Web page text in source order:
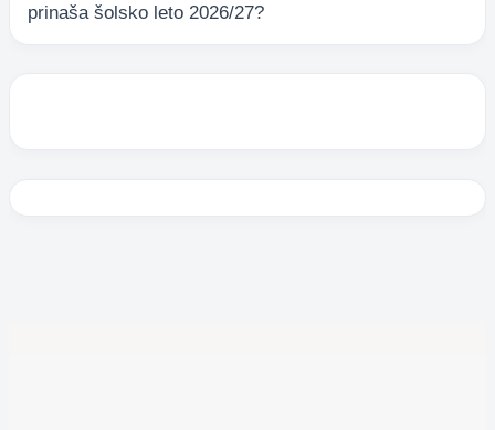
prinaša šolsko leto 2026/27?